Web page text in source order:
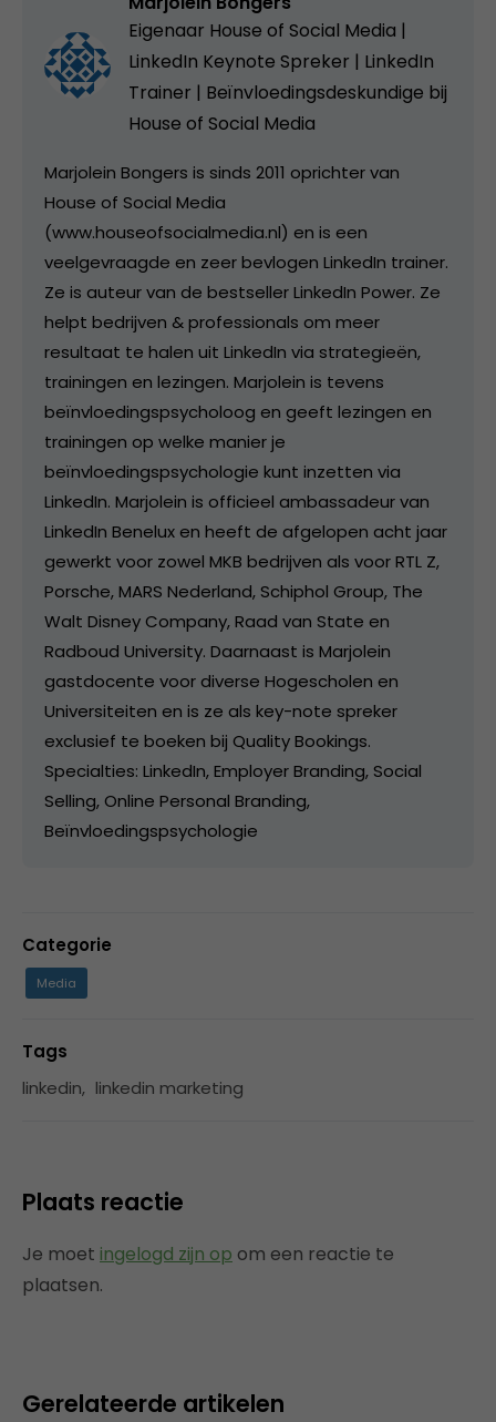
Eigenaar House of Social Media |
LinkedIn Keynote Spreker | LinkedIn
Trainer | Beïnvloedingsdeskundige bij
House of Social Media
Marjolein Bongers is sinds 2011 oprichter van
House of Social Media
(www.houseofsocialmedia.nl) en is een
veelgevraagde en zeer bevlogen LinkedIn trainer.
Ze is auteur van de bestseller LinkedIn Power. Ze
helpt bedrijven & professionals om meer
resultaat te halen uit LinkedIn via strategieën,
trainingen en lezingen. Marjolein is tevens
beïnvloedingspsycholoog en geeft lezingen en
trainingen op welke manier je
beïnvloedingspsychologie kunt inzetten via
LinkedIn. Marjolein is officieel ambassadeur van
LinkedIn Benelux en heeft de afgelopen acht jaar
gewerkt voor zowel MKB bedrijven als voor RTL Z,
Porsche, MARS Nederland, Schiphol Group, The
Walt Disney Company, Raad van State en
Radboud University. Daarnaast is Marjolein
gastdocente voor diverse Hogescholen en
Universiteiten en is ze als key-note spreker
exclusief te boeken bij Quality Bookings.
Specialties: LinkedIn, Employer Branding, Social
Selling, Online Personal Branding,
Beïnvloedingspsychologie
Categorie
Media
Tags
linkedin, linkedin marketing
Plaats reactie
Je moet ingelogd zijn op om een reactie te
plaatsen.
Gerelateerde artikelen